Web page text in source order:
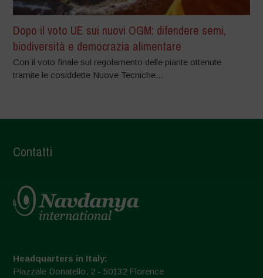
Dopo il voto UE sui nuovi OGM: difendere semi,
biodiversità e democrazia alimentare
Con il voto finale sul regolamento delle piante ottenute
tramite le cosiddette Nuove Tecniche...
Contatti
Headquarters in Italy:
Piazzale Donatello, 2 - 50132 Florence